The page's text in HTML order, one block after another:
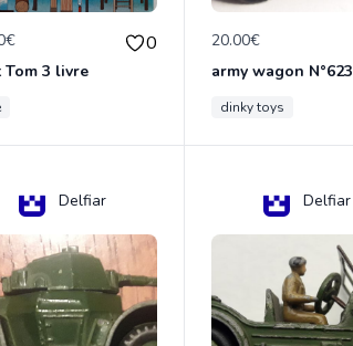
0
Tom 3 livre
20.00€
army wagon N°623
dinky toys
Delfiar Delfiar